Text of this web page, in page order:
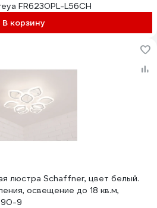
FR6230PL-L56CH
В корзину
люстра Schaffner, цвет белый.
освещение до 18 кв.м,
9